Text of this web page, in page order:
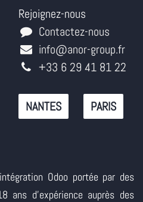
Rejoignez-nous
Contactez-nous
info@anor-group.fr
+33 6 29 41 81 22
NANTES PARIS
Odoo portée par des
ans d'expérience auprès des